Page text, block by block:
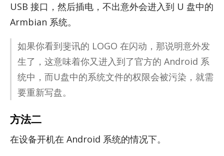
USB 接口，然后插电，不出意外会进入到 U 盘中的
Arm­bian 系统。
如果你看到斐讯的 LOGO 在闪动，那说明意外发
生了，这意味着你又进入到了官方的 An­droid 系
统中，而U盘中的系统文件的权限会被污染，就需
要重新写盘。
方法二
在设备开机在 An­droid 系统的情况下。